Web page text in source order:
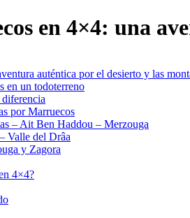
en 4×4: una
auténtica por el desierto y las
en un todoterreno
por Marruecos
– Ait Ben Haddou – Merzouga
Valle del Drâa
y Zagora
4×4?